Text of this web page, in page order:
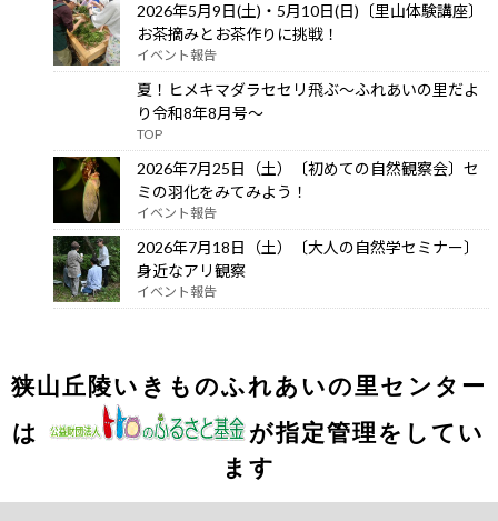
2026年5月9日(土)・5月10日(日)〔里山体験講座〕
お茶摘みとお茶作りに挑戦！
イベント報告
夏！ヒメキマダラセセリ飛ぶ～ふれあいの里だよ
り令和8年8月号～
TOP
2026年7月25日（土）〔初めての自然観察会〕セ
ミの羽化をみてみよう！
イベント報告
2026年7月18日（土）〔大人の自然学セミナー〕
身近なアリ観察
イベント報告
狭山丘陵いきものふれあいの里センター
は
が指定管理をしてい
ます